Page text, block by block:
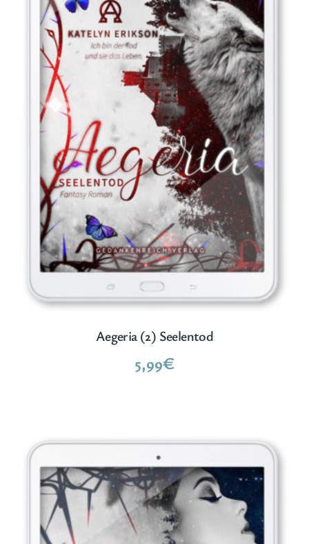
Aegeria (2) Seelentod
5,99€